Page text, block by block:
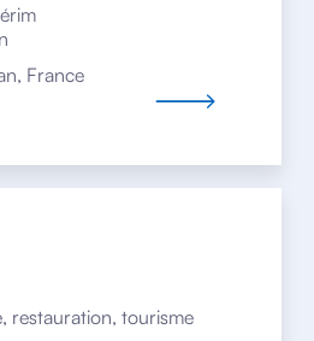
France
restauration, tourisme